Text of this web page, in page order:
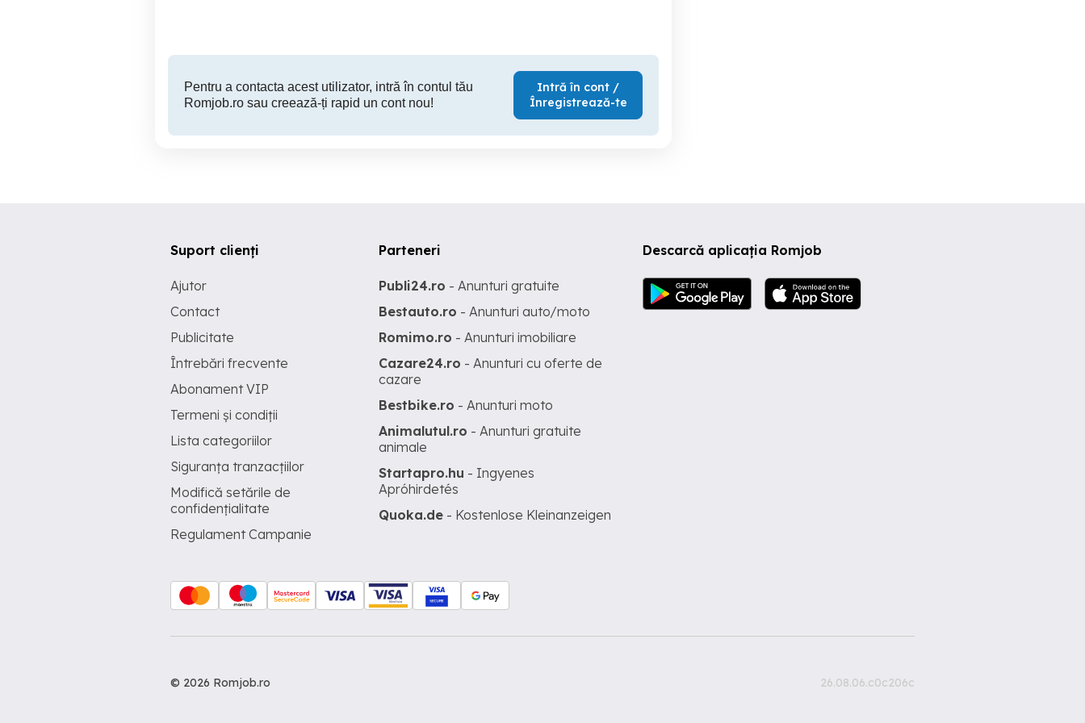
Pentru a contacta acest utilizator, intră în contul tău
Romjob.ro sau creează-ți rapid un cont nou!
Intră în cont /
Înregistrează-te
Descarcă aplicația Romjob
Suport clienți
Ajutor
Contact
Publicitate
Întrebări frecvente
Abonament VIP
Termeni și condiții
Lista categoriilor
Siguranța tranzacțiilor
Modifică setările de
confidențialitate
Regulament Campanie
Parteneri
Publi24.ro - Anunturi gratuite
Bestauto.ro - Anunturi auto/moto
Romimo.ro - Anunturi imobiliare
Cazare24.ro - Anunturi cu oferte de
cazare
Bestbike.ro - Anunturi moto
Animalutul.ro - Anunturi gratuite
animale
Startapro.hu - Ingyenes
Apróhirdetés
Quoka.de - Kostenlose Kleinanzeigen
© 2026 Romjob.ro 26.08.06.c0c206c